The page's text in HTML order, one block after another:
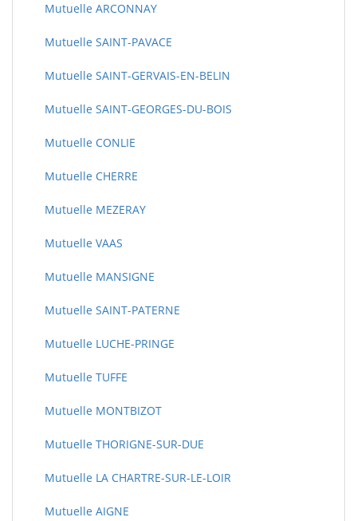
Mutuelle ARCONNAY
Mutuelle SAINT-PAVACE
Mutuelle SAINT-GERVAIS-EN-BELIN
Mutuelle SAINT-GEORGES-DU-BOIS
Mutuelle CONLIE
Mutuelle CHERRE
Mutuelle MEZERAY
Mutuelle VAAS
Mutuelle MANSIGNE
Mutuelle SAINT-PATERNE
Mutuelle LUCHE-PRINGE
Mutuelle TUFFE
Mutuelle MONTBIZOT
Mutuelle THORIGNE-SUR-DUE
Mutuelle LA CHARTRE-SUR-LE-LOIR
Mutuelle AIGNE